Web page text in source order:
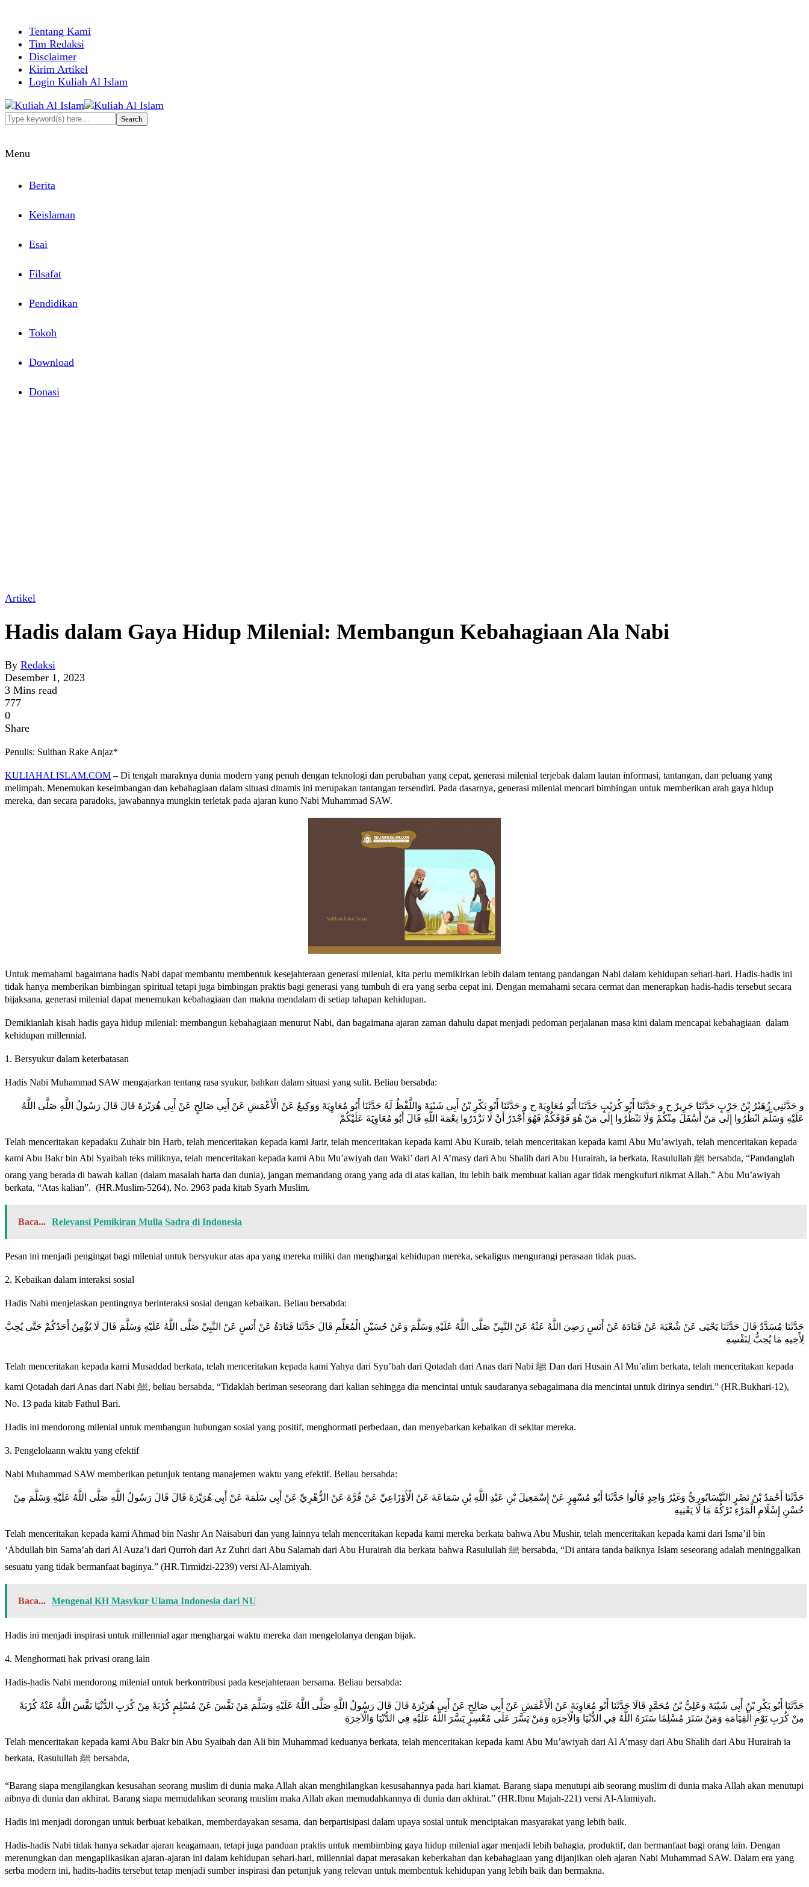
Tentang Kami
Tim Redaksi
Disclaimer
Kirim Artikel
Login Kuliah Al Islam
Menu
Berita
Keislaman
Esai
Filsafat
Pendidikan
Tokoh
Download
Donasi
Artikel
Hadis dalam Gaya Hidup Milenial: Membangun Kebahagiaan Ala Nabi
By Redaksi
Desember 1, 2023
3 Mins read
777
0
Share
Penulis: Sulthan Rake Anjaz*
KULIAHALISLAM.COM – Di tengah maraknya dunia modern yang penuh dengan teknologi dan perubahan yang cepat, generasi milenial terjebak dalam lautan informasi, tantangan, dan peluang yang
melimpah. Menemukan keseimbangan dan kebahagiaan dalam situasi dinamis ini merupakan tantangan tersendiri. Pada dasarnya, generasi milenial mencari bimbingan untuk memberikan arah gaya hidup
mereka, dan secara paradoks, jawabannya mungkin terletak pada ajaran kuno Nabi Muhammad SAW.
Untuk memahami bagaimana hadis Nabi dapat membantu membentuk kesejahteraan generasi milenial, kita perlu memikirkan lebih dalam tentang pandangan Nabi dalam kehidupan sehari-hari. Hadis-hadis ini
tidak hanya memberikan bimbingan spiritual tetapi juga bimbingan praktis bagi generasi yang tumbuh di era yang serba cepat ini. Dengan memahami secara cermat dan menerapkan hadis-hadis tersebut secara
bijaksana, generasi milenial dapat menemukan kebahagiaan dan makna mendalam di setiap tahapan kehidupan.
Demikianlah kisah hadis gaya hidup milenial: membangun kebahagiaan menurut Nabi, dan bagaimana ajaran zaman dahulu dapat menjadi pedoman perjalanan masa kini dalam mencapai kebahagiaan dalam
kehidupan millennial.
1. Bersyukur dalam keterbatasan
Hadis Nabi Muhammad SAW mengajarkan tentang rasa syukur, bahkan dalam situasi yang sulit. Beliau bersabda:
و حَدَّثَنِي زُهَيْرُ بْنُ حَرْبٍ حَدَّثَنَا جَرِيرٌ ح و حَدَّثَنَا أَبُو كُرَيْبٍ حَدَّثَنَا أَبُو مُعَاوِيَةَ ح و حَدَّثَنَا أَبُو بَكْرِ بْنُ أَبِي شَيْبَةَ وَاللَّفْظُ لَهُ حَدَّثَنَا أَبُو مُعَاوِيَةَ وَوَكِيعٌ عَنْ الْأَعْمَشِ عَنْ أَبِي صَالِحٍ عَنْ أَبِي هُرَيْرَةَ قَالَ قَالَ رَسُولُ اللَّهِ صَلَّى اللَّهُ
عَلَيْهِ وَسَلَّمَ انْظُرُوا إِلَى مَنْ أَسْفَلَ مِنْكُمْ وَلَا تَنْظُرُوا إِلَى مَنْ هُوَ فَوْقَكُمْ فَهُوَ أَجْدَرُ أَنْ لَا تَزْدَرُوا نِعْمَةَ اللَّهِ قَالَ أَبُو مُعَاوِيَةَ عَلَيْكُمْ
Telah menceritakan kepadaku Zuhair bin Harb, telah menceritakan kepada kami Jarir, telah menceritakan kepada kami Abu Kuraib, telah menceritakan kepada kami Abu Mu’awiyah, telah menceritakan kepada
kami Abu Bakr bin Abi Syaibah teks miliknya, telah menceritakan kepada kami Abu Mu’awiyah dan Waki’ dari Al A’masy dari Abu Shalih dari Abu Hurairah, ia berkata, Rasulullah ﷺ bersabda, “Pandanglah
orang yang berada di bawah kalian (dalam masalah harta dan dunia), jangan memandang orang yang ada di atas kalian, itu lebih baik membuat kalian agar tidak mengkufuri nikmat Allah.” Abu Mu’awiyah
berkata, “Atas kalian”. (HR.Muslim-5264), No. 2963 pada kitab Syarh Muslim.
Baca... Relevansi Pemikiran Mulla Sadra di Indonesia
Pesan ini menjadi pengingat bagi milenial untuk bersyukur atas apa yang mereka miliki dan menghargai kehidupan mereka, sekaligus mengurangi perasaan tidak puas.
2. Kebaikan dalam interaksi sosial
Hadis Nabi menjelaskan pentingnya berinteraksi sosial dengan kebaikan. Beliau bersabda:
حَدَّثَنَا مُسَدَّدٌ قَالَ حَدَّثَنَا يَحْيَى عَنْ شُعْبَةَ عَنْ قَتَادَةَ عَنْ أَنَسٍ رَضِيَ اللَّهُ عَنْهُ عَنْ النَّبِيِّ صَلَّى اللَّهُ عَلَيْهِ وَسَلَّمَ وَعَنْ حُسَيْنٍ الْمُعَلِّمِ قَالَ حَدَّثَنَا قَتَادَةُ عَنْ أَنَسٍ عَنْ النَّبِيِّ صَلَّى اللَّهُ عَلَيْهِ وَسَلَّمَ قَالَ لَا يُؤْمِنُ أَحَدُكُمْ حَتَّى يُحِبَّ
لِأَخِيهِ مَا يُحِبُّ لِنَفْسِهِ
Telah menceritakan kepada kami Musaddad berkata, telah menceritakan kepada kami Yahya dari Syu’bah dari Qotadah dari Anas dari Nabi ﷺ Dan dari Husain Al Mu’alim berkata, telah menceritakan kepada
kami Qotadah dari Anas dari Nabi ﷺ, beliau bersabda, “Tidaklah beriman seseorang dari kalian sehingga dia mencintai untuk saudaranya sebagaimana dia mencintai untuk dirinya sendiri.” (HR.Bukhari-12),
No. 13 pada kitab Fathul Bari.
Hadis ini mendorong milenial untuk membangun hubungan sosial yang positif, menghormati perbedaan, dan menyebarkan kebaikan di sekitar mereka.
3. Pengelolaann waktu yang efektif
Nabi Muhammad SAW memberikan petunjuk tentang manajemen waktu yang efektif. Beliau bersabda:
حَدَّثَنَا أَحْمَدُ بْنُ نَصْرٍ النَّيْسَابُورِيُّ وَغَيْرُ وَاحِدٍ قَالُوا حَدَّثَنَا أَبُو مُسْهِرٍ عَنْ إِسْمَعِيلَ بْنِ عَبْدِ اللَّهِ بْنِ سَمَاعَةَ عَنْ الْأَوْزَاعِيِّ عَنْ قُرَّةَ عَنْ الزُّهْرِيِّ عَنْ أَبِي سَلَمَةَ عَنْ أَبِي هُرَيْرَةَ قَالَ قَالَ رَسُولُ اللَّهِ صَلَّى اللَّهُ عَلَيْهِ وَسَلَّمَ مِنْ
حُسْنِ إِسْلَامِ الْمَرْءِ تَرْكُهُ مَا لَا يَعْنِيهِ
Telah menceritakan kepada kami Ahmad bin Nashr An Naisaburi dan yang lainnya telah menceritakan kepada kami mereka berkata bahwa Abu Mushir, telah menceritakan kepada kami dari Isma’il bin
‘Abdullah bin Sama’ah dari Al Auza’i dari Qurroh dari Az Zuhri dari Abu Salamah dari Abu Hurairah dia berkata bahwa Rasulullah ﷺ bersabda, “Di antara tanda baiknya Islam seseorang adalah meninggalkan
sesuatu yang tidak bermanfaat baginya.” (HR.Tirmidzi-2239) versi Al-Alamiyah.
Baca... Mengenal KH Masykur Ulama Indonesia dari NU
Hadis ini menjadi inspirasi untuk millennial agar menghargai waktu mereka dan mengelolanya dengan bijak.
4. Menghormati hak privasi orang lain
Hadis-hadis Nabi mendorong milenial untuk berkontribusi pada kesejahteraan bersama. Beliau bersabda:
حَدَّثَنَا أَبُو بَكْرِ بْنُ أَبِي شَيْبَةَ وَعَلِيُّ بْنُ مُحَمَّدٍ قَالَا حَدَّثَنَا أَبُو مُعَاوِيَةَ عَنْ الْأَعْمَشِ عَنْ أَبِي صَالِحٍ عَنْ أَبِي هُرَيْرَةَ قَالَ قَالَ رَسُولُ اللَّهِ صَلَّى اللَّهُ عَلَيْهِ وَسَلَّمَ مَنْ نَفَّسَ عَنْ مُسْلِمٍ كُرْبَةً مِنْ كُرَبِ الدُّنْيَا نَفَّسَ اللَّهُ عَنْهُ كُرْبَةً
مِنْ كُرَبِ يَوْمِ الْقِيَامَةِ وَمَنْ سَتَرَ مُسْلِمًا سَتَرَهُ اللَّهُ فِي الدُّنْيَا وَالْآخِرَةِ وَمَنْ يَسَّرَ عَلَى مُعْسِرٍ يَسَّرَ اللَّهُ عَلَيْهِ فِي الدُّنْيَا وَالْآخِرَةِ
Telah menceritakan kepada kami Abu Bakr bin Abu Syaibah dan Ali bin Muhammad keduanya berkata, telah menceritakan kepada kami Abu Mu’awiyah dari Al A’masy dari Abu Shalih dari Abu Hurairah ia
berkata, Rasulullah ﷺ bersabda,
“Barang siapa mengilangkan kesusahan seorang muslim di dunia maka Allah akan menghilangkan kesusahannya pada hari kiamat. Barang siapa menutupi aib seorang muslim di dunia maka Allah akan menutupi
aibnya di dunia dan akhirat. Barang siapa memudahkan seorang muslim maka Allah akan memudahkannya di dunia dan akhirat.” (HR.Ibnu Majah-221) versi Al-Alamiyah.
Hadis ini menjadi dorongan untuk berbuat kebaikan, memberdayakan sesama, dan berpartisipasi dalam upaya sosial untuk menciptakan masyarakat yang lebih baik.
Hadis-hadis Nabi tidak hanya sekadar ajaran keagamaan, tetapi juga panduan praktis untuk membimbing gaya hidup milenial agar menjadi lebih bahagia, produktif, dan bermanfaat bagi orang lain. Dengan
merenungkan dan mengaplikasikan ajaran-ajaran ini dalam kehidupan sehari-hari, millennial dapat merasakan keberkahan dan kebahagiaan yang dijanjikan oleh ajaran Nabi Muhammad SAW. Dalam era yang
serba modern ini, hadits-hadits tersebut tetap menjadi sumber inspirasi dan petunjuk yang relevan untuk membentuk kehidupan yang lebih baik dan bermakna.